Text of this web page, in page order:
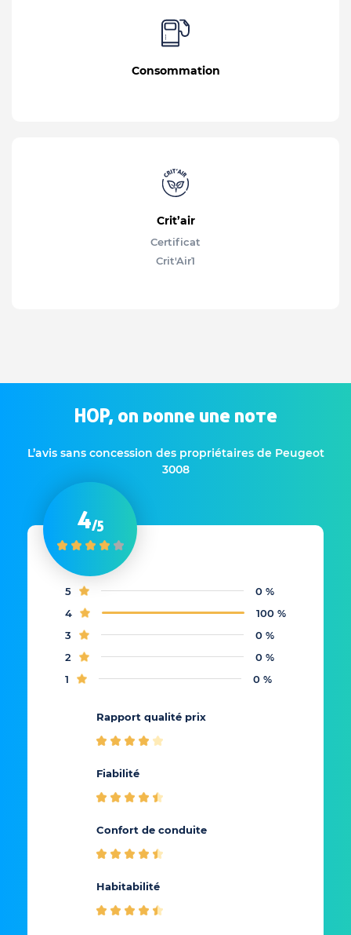
Consommation
Crit’air
Certificat
Crit'Air1
HOP, on donne une note
L’avis sans concession des propriétaires de Peugeot
3008
4/5
5
0 %
4
100 %
3
0 %
2
0 %
1
0 %
Rapport qualité prix
Fiabilité
Confort de conduite
Habitabilité